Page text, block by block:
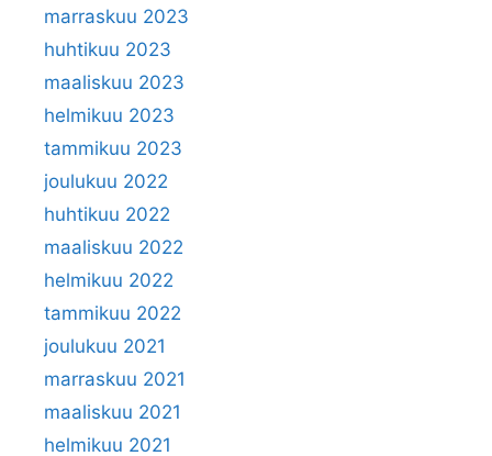
marraskuu 2023
huhtikuu 2023
maaliskuu 2023
helmikuu 2023
tammikuu 2023
joulukuu 2022
huhtikuu 2022
maaliskuu 2022
helmikuu 2022
tammikuu 2022
joulukuu 2021
marraskuu 2021
maaliskuu 2021
helmikuu 2021